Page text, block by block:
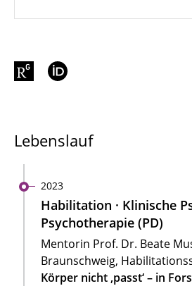
Lebenslauf
2023
Habilitation · Klinische
Psychotherapie (PD)
Mentorin Prof. Dr. Beate
Braunschweig,
Körper nicht ,passt‘ – in